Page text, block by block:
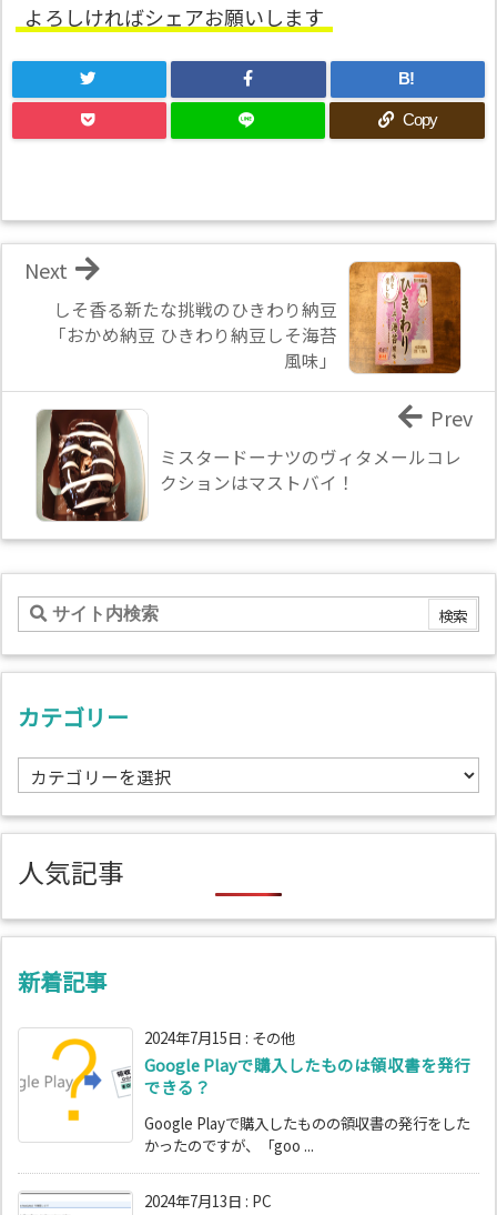
よろしければシェアお願いします
B!
Copy
しそ香る新たな挑戦のひきわり納豆
「おかめ納豆 ひきわり納豆しそ海苔
風味」
Next
ミスタードーナツのヴィタメールコレ
クションはマストバイ！
Prev
カテゴリー
カ
テ
ゴ
ー
人気記事
新着記事
2024年7月15日 : その他
Google Playで購入したものは領収書を発行
できる？
Google Playで購入したものの領収書の発行をした
かったのですが、「goo ...
2024年7月13日 : PC